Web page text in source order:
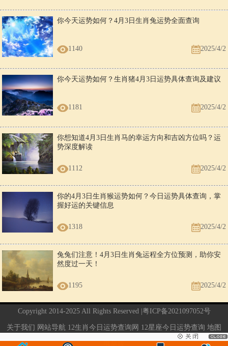
你今天运势如何？4月3日生肖兔运势全面查询
1140 2025/4/2
你今天运势如何？生肖猪4月3日运势具体查询及建议
1181 2025/4/2
你想知道4月3日生肖马的幸运方向和吉凶方位吗？运
势深度解读
1112 2025/4/2
你的4月3日生肖猴运势如何？今日运势具体查询，掌
握好运的关键信息
1318 2025/4/2
兔兔们注意！4月3日生肖兔运程全方位预测，助你安
然度过一天！
1195 2025/4/2
Copyright 2014-2025 All Rights Reserved | 粤ICP备2021097052号
关于我们 网站导航 12生肖今日运势查询网 12星座今日运势查询 地图